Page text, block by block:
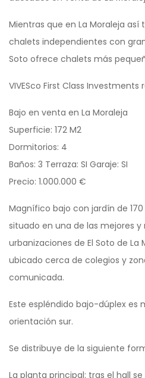
Mientras que en La Moraleja así
chalets independientes con
Soto ofrece chalets más
VIVESco First Class
Bajo en venta en La Moraleja
Superficie: 172 M2
Dormitorios: 4
Baños: 3 Terraza: SI Garaje: SI
Precio: 1.000.000 €
Magnífico bajo con jardín de
situado en una de las mejores
urbanizaciones de El Soto de La
ubicado cerca de colegios y
comunicada.
Este espléndido bajo-dúplex es
orientación sur.
Se distribuye de la siguiente
La planta principal: tras el hall